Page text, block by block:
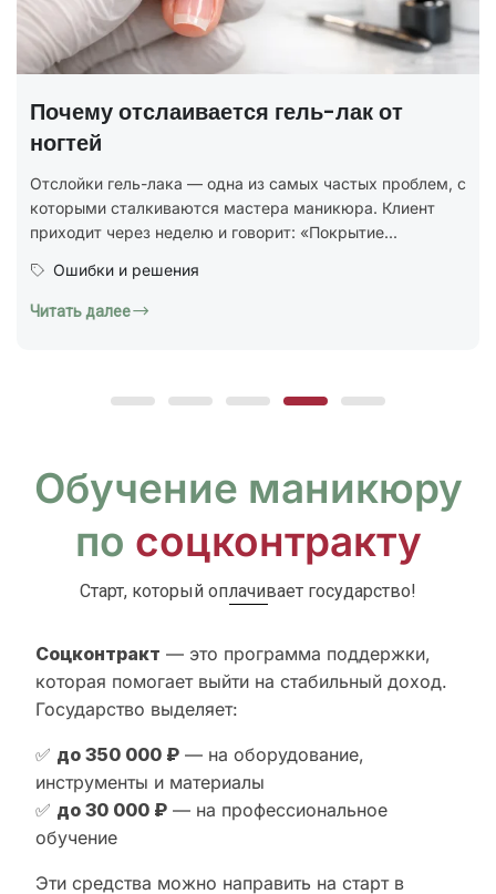
ГОСТ на маникюр Р 72319-2025 —
В 2025 году был утверждён новый национальный
стандарт ГОСТ Р 72319-2025 «Услуги бытовые.
Ногтевой сервис. Карты типовых технологических
процессов. Общие...
Юридическая грамотность
Обучение маникюру
по соцконтракту
Старт, который оплачивает государство!
Соцконтракт — это программа поддержки,
которая помогает выйти на стабильный доход.
Государство выделяет:
✅ до 350 000 ₽ — на оборудование,
инструменты и материалы
✅ до 30 000 ₽ — на профессиональное
обучение
Эти средства можно направить на старт в